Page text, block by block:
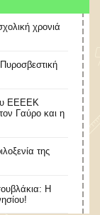
χρονιά
ΕΕΕΕΚ
Γαύρο και η
της
Η